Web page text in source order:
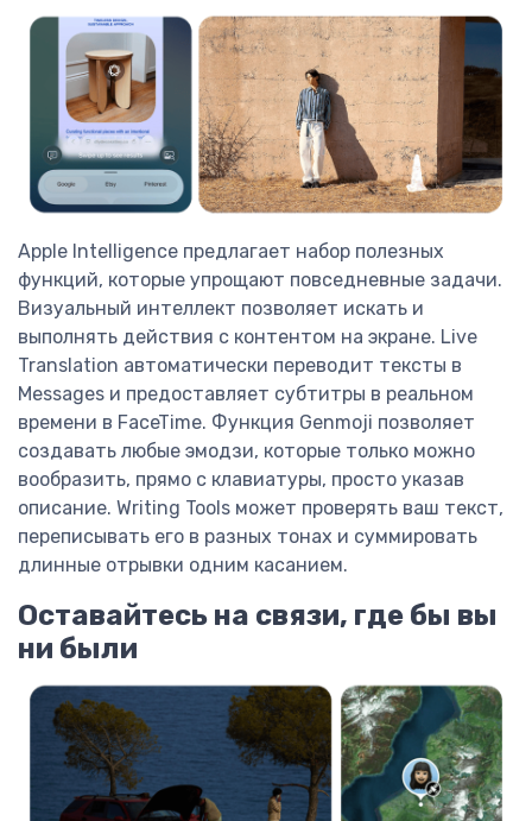
Apple Intelligence предлагает набор полезных
функций, которые упрощают повседневные задачи.
Визуальный интеллект позволяет искать и
выполнять действия с контентом на экране. Live
Translation автоматически переводит тексты в
Messages и предоставляет субтитры в реальном
времени в FaceTime. Функция Genmoji позволяет
создавать любые эмодзи, которые только можно
вообразить, прямо с клавиатуры, просто указав
описание. Writing Tools может проверять ваш текст,
переписывать его в разных тонах и суммировать
длинные отрывки одним касанием.
Оставайтесь на связи, где бы вы
ни были